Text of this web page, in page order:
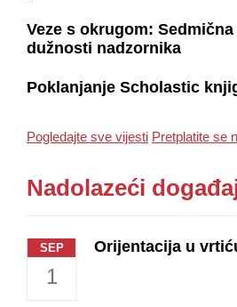
Veze s okrugom:
dužnosti nadzornika
Poklanjanje Scholastic
Pogledajte sve vijesti Pretplatite se
Nadolazeći
SEP
1
Orijentacija u